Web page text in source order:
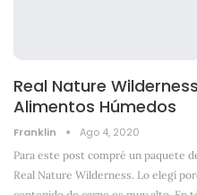
Real Nature
Alimentos Húmedos
Franklin Ago 4, 2020
Para este post compré un paquete
Real Nature Wilderness. Lo elegí